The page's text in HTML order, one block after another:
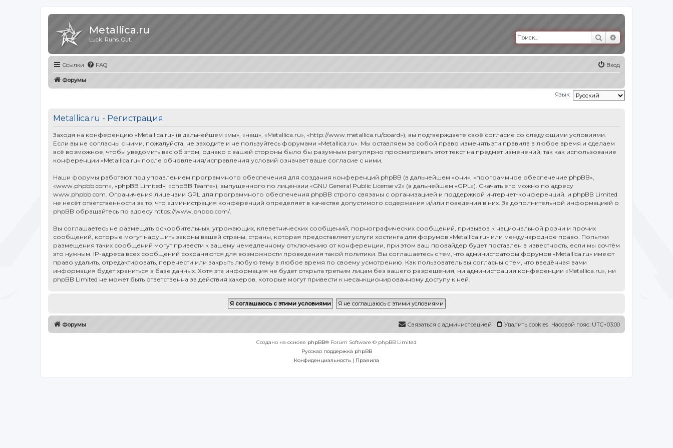
Metallica.ru
Luck. Runs. Out. Поиск
Ссылки FAQ Вход
Форумы
Язык:
Metallica.ru - Регистрация
Заходя на конференцию «Metallica.ru» (в дальнейшем «мы», «наш», «Metallica.ru», «http://www.metallica.ru/board»), вы подтверждаете своё согласие со следующими условиями.
Если вы не согласны с ними, пожалуйста, не заходите и не пользуйтесь форумами «Metallica.ru». Мы оставляем за собой право изменять эти правила в любое время и сделаем
всё возможное, чтобы уведомить вас об этом, однако с вашей стороны было бы разумным регулярно просматривать этот текст на предмет изменений, так как использование
конференции «Metallica.ru» после обновления/исправления условий означает ваше согласие с ними.
Наши форумы работают под управлением программного обеспечения для создания конференций phpBB (в дальнейшем «они», «программное обеспечение phpBB»,
«www.phpbb.com», «phpBB Limited», «phpBB Teams»), выпущенного по лицензии «GNU General Public License v2» (в дальнейшем «GPL»). Скачать его можно по адресу
www.phpbb.com. Ограничения лицензии GPL для программного обеспечения phpBB строго связаны с организацией и поддержкой интернет-конференций, и phpBB Limited
не несёт ответственности за то, что администрация конференций определяет в качестве допустимого содержания и/или поведения в них. За дополнительной информацией о
phpBB обращайтесь по адресу https://www.phpbb.com/.
Вы соглашаетесь не размещать оскорбительных, угрожающих, клеветнических сообщений, порнографических сообщений, призывов к национальной розни и прочих
сообщений, которые могут нарушить законы вашей страны, страны, которая предоставляет услуги хостинга для форумов «Metallica.ru» или международное право. Попытки
размещения таких сообщений могут привести к вашему немедленному отключению от конференции, при этом ваш провайдер будет поставлен в известность, если мы сочтём
это нужным. IP-адреса всех сообщений сохраняются для возможности проведения такой политики. Вы соглашаетесь с тем, что администраторы форумов «Metallica.ru» имеют
право удалить, отредактировать, перенести или закрыть любую тему в любое время по своему усмотрению. Как пользователь вы согласны с тем, что введённая вами
информация будет храниться в базе данных. Хотя эта информация не будет открыта третьим лицам без вашего разрешения, ни администрация конференции «Metallica.ru», ни
phpBB Limited не может быть ответственна за действия хакеров, которые могут привести к несанкционированному доступу к ней.
Форумы Часовой пояс: UTC+03:00
Удалить cookies
Связаться с администрацией
Создано на основе phpBB® Forum Software © phpBB Limited
Русская поддержка phpBB
Конфиденциальность | Правила